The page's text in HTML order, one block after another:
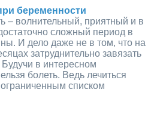
беременности
– волнительный, приятный и в
сложный период в
И дело даже не в том, что на
затруднительно завязать
в интересном
болеть. Ведь лечиться
списком